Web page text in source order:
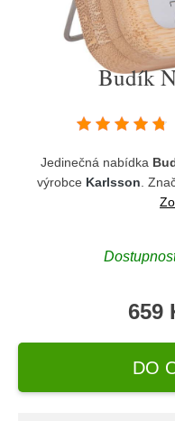
Budík
Jedinečná nabídka
výrobce Karlsson .
659
DO